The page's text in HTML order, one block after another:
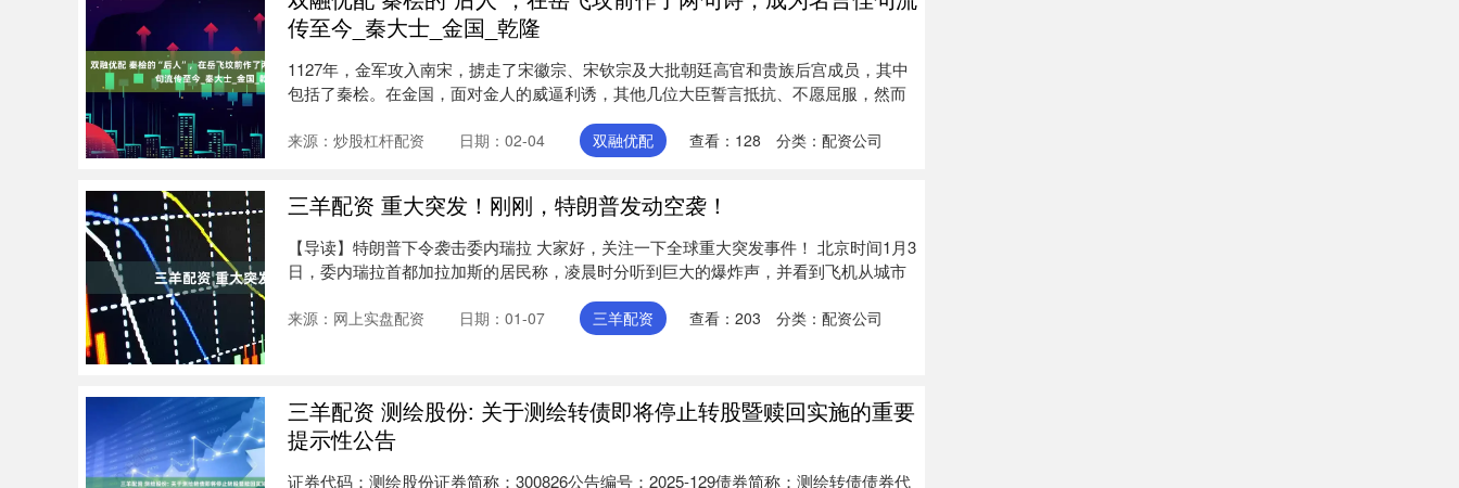
传至今_秦大士_金国_乾隆
1127年，金军攻入南宋，掳走了宋徽宗、宋钦宗及大批朝廷高官和贵族后宫成员，其中
包括了秦桧。在金国，面对金人的威逼利诱，其他几位大臣誓言抵抗、不愿屈服，然而
来源：炒股杠杆配资 日期：02-04 双融优配 查看： 128 分类：配资公司
三羊配资 重大突发！刚刚，特朗普发动空袭！
【导读】特朗普下令袭击委内瑞拉 大家好，关注一下全球重大突发事件！ 北京时间1月3
日，委内瑞拉首都加拉加斯的居民称，凌晨时分听到巨大的爆炸声，并看到飞机从城市
来源：网上实盘配资 日期：01-07 三羊配资 查看：203 分类：配资公司
三羊配资 测绘股份: 关于测绘转债即将停止转股暨赎回实施的重要
提示性公告
证券代码：测绘股份证券简称：300826公告编号：2025-129债券简称：测绘转债债券代